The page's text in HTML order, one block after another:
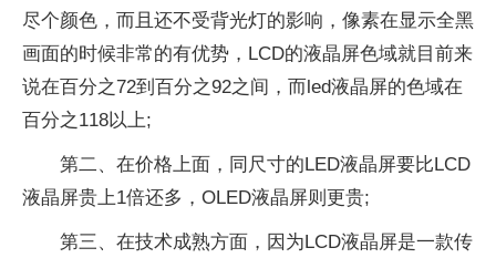
尽个颜色，而且还不受背光灯的影响，像素在显示全黑
画面的时候非常的有优势，LCD的液晶屏色域就目前来
说在百分之72到百分之92之间，而led液晶屏的色域在
百分之118以上;
第二、在价格上面，同尺寸的LED液晶屏要比LCD
液晶屏贵上1倍还多，OLED液晶屏则更贵;
第三、在技术成熟方面，因为LCD液晶屏是一款传